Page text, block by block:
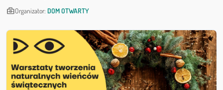
business_centerOrganizator: DOM OTWARTY